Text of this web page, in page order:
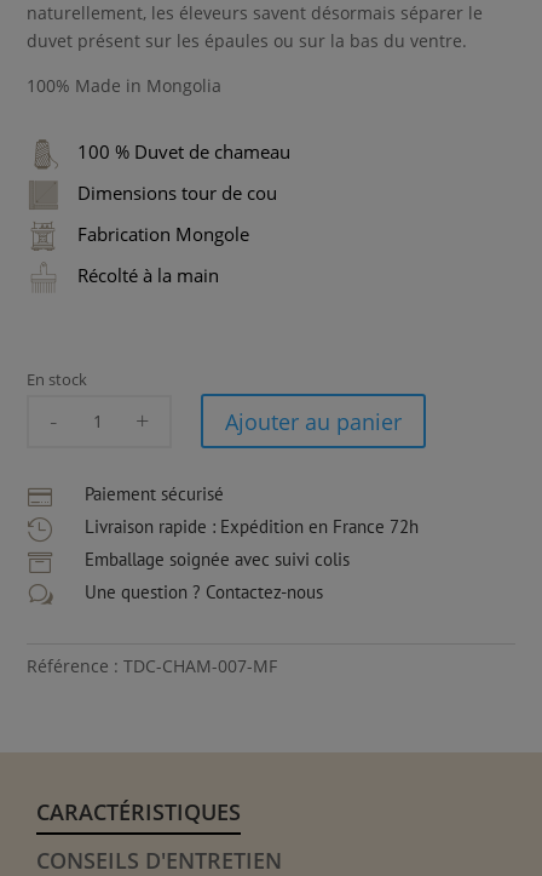
naturellement, les éleveurs savent désormais séparer le
duvet présent sur les épaules ou sur la bas du ventre.
100% Made in Mongolia
100 % Duvet de chameau
Dimensions tour de cou
Fabrication Mongole
Récolté à la main
En stock
de
Cou
Chameau
Camel
Maille
Ajouter au panier
 Paiement sécurisé
 Livraison rapide : Expédition en France 72h
 Emballage soignée avec suivi colis
w Une question ? Contactez-nous
Référence : TDC-CHAM-007-MF
CARACTÉRISTIQUES
CONSEILS D'ENTRETIEN